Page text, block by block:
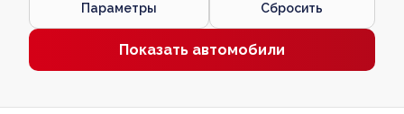
Параметры Сбросить
Показать автомобили